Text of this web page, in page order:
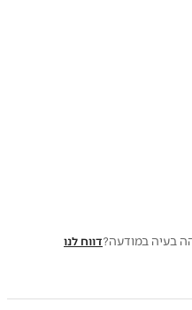
בעיה במודעה?דווח לנו